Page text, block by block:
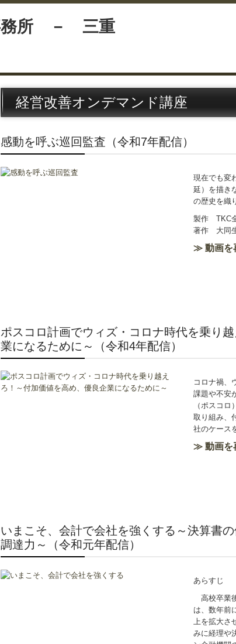
経営改善オンデマンド講座
感動を呼ぶ巡回監査（令和7年配信）
現在でも変
延）を描き
の歴史を織
製作 TKC
著作 大同
≫ 動画を
ポスコロ計画でウィズ・コロナ時代を乗り
業になるために～（令和4年配信）
コロナ禍、
課題や不安
（ポスコ
取り組み、
社のケース
≫ 動画を
いまこそ、会計で会社を強くする～決算書
調達力～（令和元年配信）
あらすじ
高校卒業
は、数年前
上を拡大さ
みに経理や